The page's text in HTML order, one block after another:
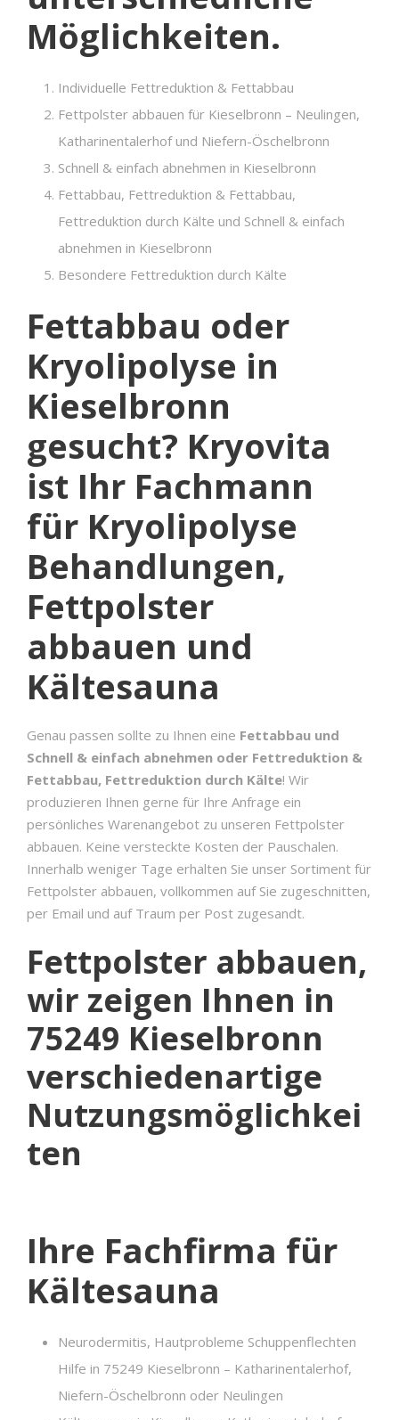
Möglichkeiten.
Individuelle Fettreduktion & Fettabbau
Fettpolster abbauen für Kieselbronn – Neulingen,
Katharinentalerhof und Niefern-Öschelbronn
Schnell & einfach abnehmen in Kieselbronn
Fettabbau, Fettreduktion & Fettabbau,
Fettreduktion durch Kälte und Schnell & einfach
abnehmen in Kieselbronn
Besondere Fettreduktion durch Kälte
Fettabbau oder
Kryolipolyse in
Kieselbronn
gesucht? Kryovita
ist Ihr Fachmann
für Kryolipolyse
Behandlungen,
Fettpolster
abbauen und
Kältesauna
Genau passen sollte zu Ihnen eine Fettabbau und
Schnell & einfach abnehmen oder Fettreduktion &
Fettabbau, Fettreduktion durch Kälte! Wir
produzieren Ihnen gerne für Ihre Anfrage ein
persönliches Warenangebot zu unseren Fettpolster
abbauen. Keine versteckte Kosten der Pauschalen.
Innerhalb weniger Tage erhalten Sie unser Sortiment für
Fettpolster abbauen, vollkommen auf Sie zugeschnitten,
per Email und auf Traum per Post zugesandt.
Fettpolster abbauen,
wir zeigen Ihnen in
75249 Kieselbronn
verschiedenartige
Nutzungsmöglichkei
ten
Ihre Fachfirma für
Kältesauna
Neurodermitis, Hautprobleme Schuppenflechten
Hilfe in 75249 Kieselbronn – Katharinentalerhof,
Niefern-Öschelbronn oder Neulingen